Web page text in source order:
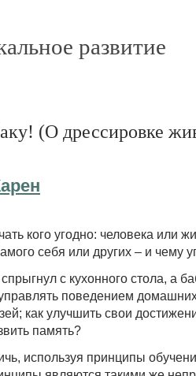
развитие
(О дрессировке
кого угодно: человека или
себя или других – и чему
с кухонного стола, а
поведением
как улучшить свои
память?
используя принципы